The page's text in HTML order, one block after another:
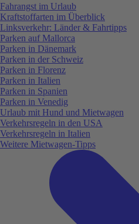
Fahrangst im Urlaub
Kraftstoffarten im Überblick
Linksverkehr: Länder & Fahrtipps
Parken auf Mallorca
Parken in Dänemark
Parken in der Schweiz
Parken in Florenz
Parken in Italien
Parken in Spanien
Parken in Venedig
Urlaub mit Hund und Mietwagen
Verkehrsregeln in den USA
Verkehrsregeln in Italien
Weitere Mietwagen-Tipps